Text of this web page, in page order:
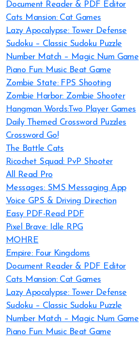
Document Reader & PDF Editor
Cats Mansion: Cat Games
Lazy Apocalypse: Tower Defense
Sudoku – Classic Sudoku Puzzle
Number Match – Magic Num Game
Piano Fun: Music Beat Game
Zombie State: FPS Shooting
Zombie Harbor: Zombie Shooter
Hangman Words:Two Player Games
Daily Themed Crossword Puzzles
Crossword Go!
The Battle Cats
Ricochet Squad: PvP Shooter
All Read Pro
Messages: SMS Messaging App
Voice GPS & Driving Direction
Easy PDF-Read PDF
Pixel Brave: Idle RPG
MOHRE
Empire: Four Kingdoms
Document Reader & PDF Editor
Cats Mansion: Cat Games
Lazy Apocalypse: Tower Defense
Sudoku – Classic Sudoku Puzzle
Number Match – Magic Num Game
Piano Fun: Music Beat Game